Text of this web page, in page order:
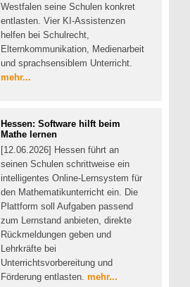
Westfalen seine Schulen konkret
entlasten. Vier KI-Assistenzen
helfen bei Schulrecht,
Elternkommunikation, Medienarbeit
und sprachsensiblem Unterricht.
mehr...
Hessen: Software hilft beim
Mathe lernen
[12.06.2026] Hessen führt an
seinen Schulen schrittweise ein
intelligentes Online-Lernsystem für
den Mathematikunterricht ein. Die
Plattform soll Aufgaben passend
zum Lernstand anbieten, direkte
Rückmeldungen geben und
Lehrkräfte bei
Unterrichtsvorbereitung und
Förderung entlasten. mehr...